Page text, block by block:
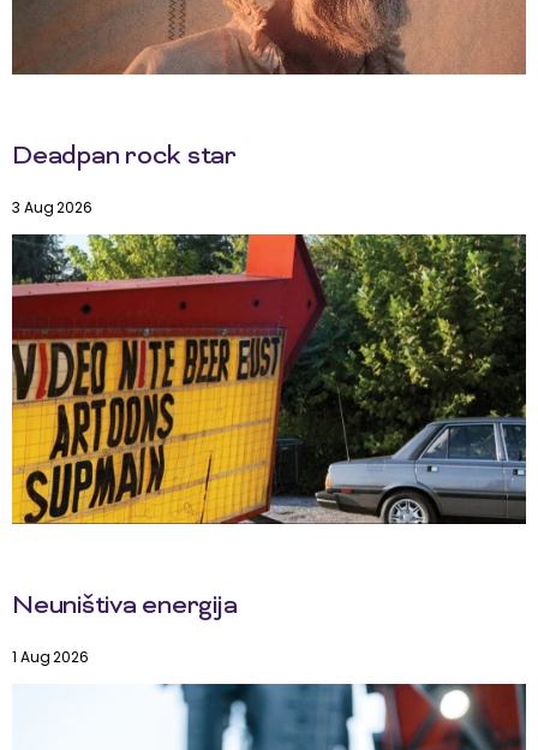
Deadpan rock star
3 Aug 2026
Neuništiva energija
1 Aug 2026